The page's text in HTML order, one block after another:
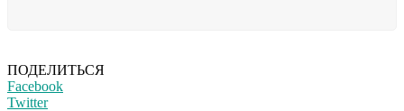
ПОДЕЛИТЬСЯ
Facebook
Twitter